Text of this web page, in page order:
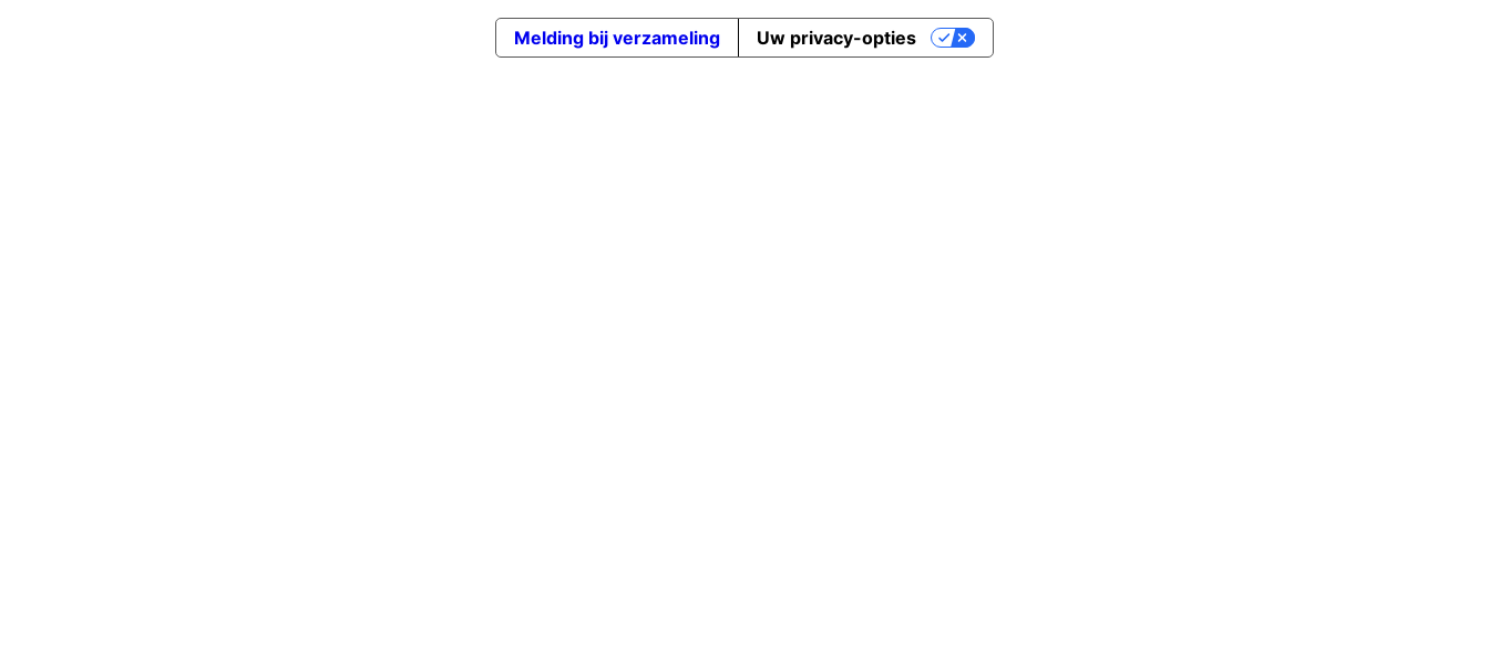
Melding bij verzameling Uw privacy-opties